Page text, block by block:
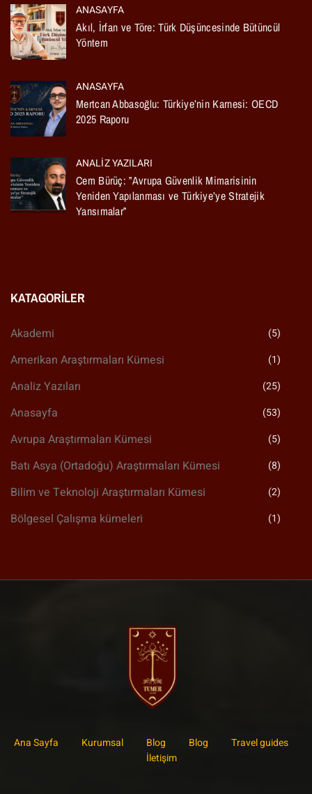
ANASAYFA
Akıl, İrfan ve Töre: Türk Düşüncesinde Bütüncül
Yöntem
ANASAYFA
Mertcan Abbasoğlu: Türkiye’nin Karnesi: OECD
2025 Raporu
ANALIZ YAZILARI
Cem Bürüç: ”Avrupa Güvenlik Mimarisinin
Yeniden Yapılanması ve Türkiye’ye Stratejik
Yansımalar”
KATAGORILER
Akademi (5)
Amerikan Araştırmaları Kümesi (1)
Analiz Yazıları (25)
Anasayfa (53)
Avrupa Araştırmaları Kümesi (5)
Batı Asya (Ortadoğu) Araştırmaları Kümesi (8)
Bilim ve Teknoloji Araştırmaları Kümesi (2)
Bölgesel Çalışma kümeleri (1)
Ana Sayfa Kurumsal Blog Blog
Travel guides
İletişim